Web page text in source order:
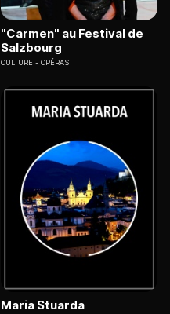
"Carmen" au Festival de
Salzbourg
CULTURE OPÉRAS
Maria Stuarda